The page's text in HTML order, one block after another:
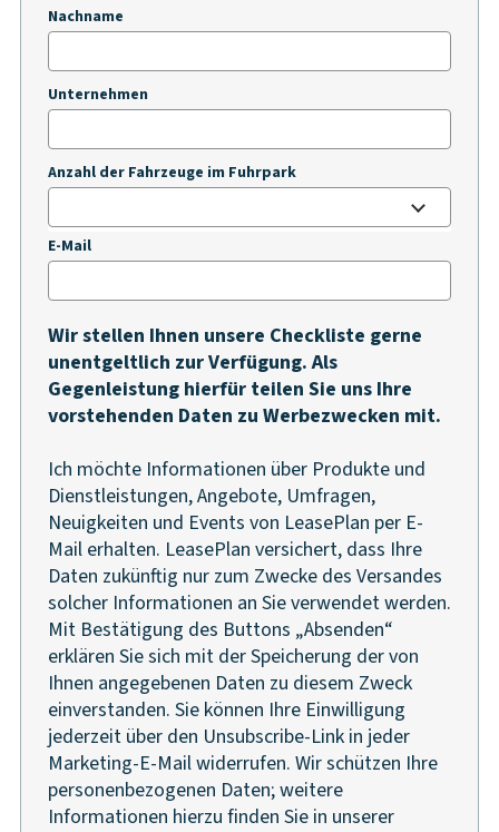
Nachname
Unternehmen
Anzahl der Fahrzeuge im Fuhrpark
E-Mail
Wir stellen Ihnen unsere Checkliste gerne
unentgeltlich zur Verfügung. Als
Gegenleistung hierfür teilen Sie uns Ihre
vorstehenden Daten zu Werbezwecken mit.
Ich möchte Informationen über Produkte und
Dienstleistungen, Angebote, Umfragen,
Neuigkeiten und Events von LeasePlan per E-
Mail erhalten. LeasePlan versichert, dass Ihre
Daten zukünftig nur zum Zwecke des Versandes
solcher Informationen an Sie verwendet werden.
Mit Bestätigung des Buttons „Absenden“
erklären Sie sich mit der Speicherung der von
Ihnen angegebenen Daten zu diesem Zweck
einverstanden. Sie können Ihre Einwilligung
jederzeit über den Unsubscribe-Link in jeder
Marketing-E-Mail widerrufen. Wir schützen Ihre
personenbezogenen Daten; weitere
Informationen hierzu finden Sie in unserer